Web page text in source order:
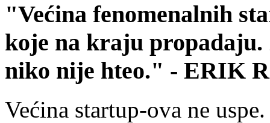
"Većina fenomenalnih
koje na kraju propadaju.
niko nije hteo." - ERIK
Većina startup-ova ne